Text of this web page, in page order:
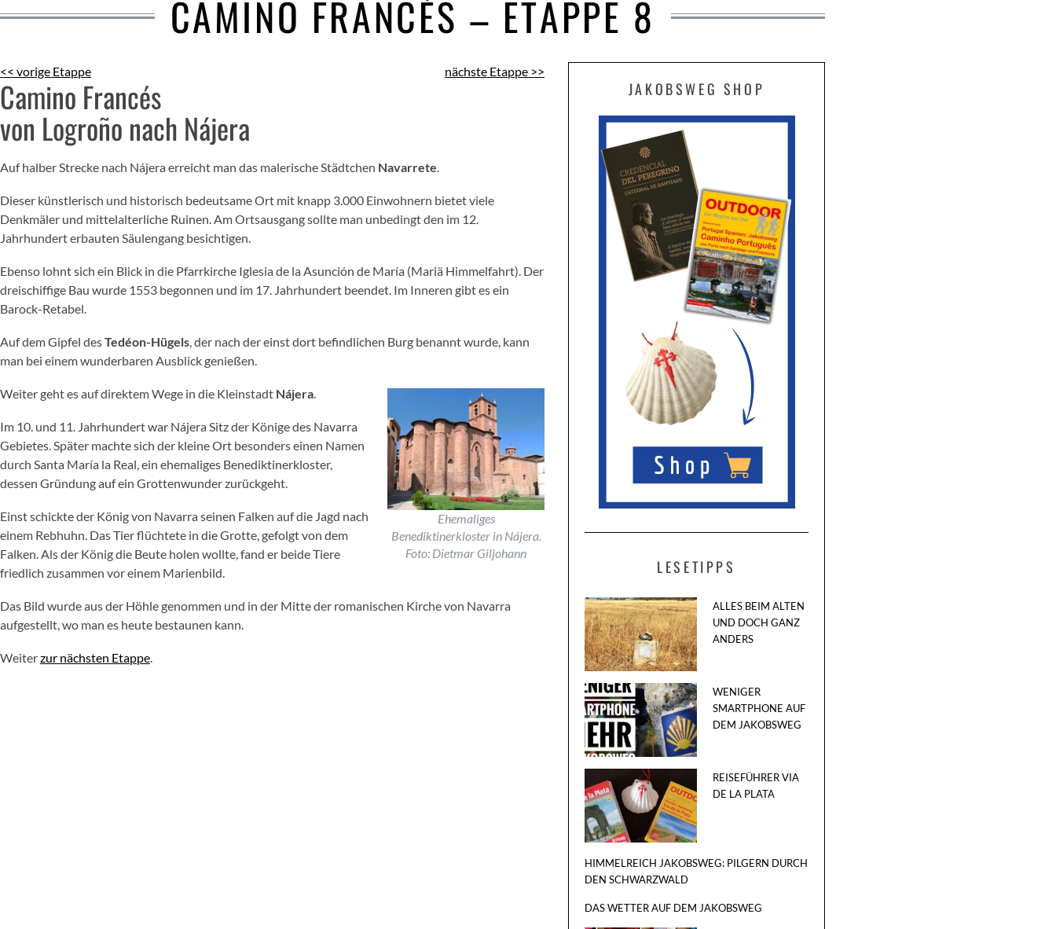
CAMINO FRANCÉS – ETAPPE 8
<< vorige Etappe nächste Etappe >>
Camino Francés
von Logroño nach Nájera
Auf halber Strecke nach Nájera erreicht man das malerische Städtchen Navarrete.
Dieser künstlerisch und historisch bedeutsame Ort mit knapp 3.000 Einwohnern bietet viele
Denkmäler und mittelalterliche Ruinen. Am Ortsausgang sollte man unbedingt den im 12.
Jahrhundert erbauten Säulengang besichtigen.
Ebenso lohnt sich ein Blick in die Pfarrkirche Iglesia de la Asunción de María (Mariä Himmelfahrt). Der
dreischiffige Bau wurde 1553 begonnen und im 17. Jahrhundert beendet. Im Inneren gibt es ein
Barock-Retabel.
Auf dem Gipfel desTedéon-Hügels, der nach der einst dort befindlichen Burg benannt wurde, kann
man bei einem wunderbaren Ausblick genießen.
Ehemaliges
Benediktinerkloster in Nájera.
Foto: Dietmar Giljohann
Weiter geht es auf direktem Wege in die Kleinstadt Nájera.
Im 10. und 11. Jahrhundert war Nájera Sitz der Könige des Navarra
Gebietes. Später machte sich der kleine Ort besonders einen Namen
durch Santa María la Real, ein ehemaliges Benediktinerkloster,
dessen Gründung auf ein Grottenwunder zurückgeht.
Einst schickte der König von Navarra seinen Falken auf die Jagd nach
einem Rebhuhn. Das Tier flüchtete in die Grotte, gefolgt von dem
Falken. Als der König die Beute holen wollte, fand er beide Tiere
friedlich zusammen vor einem Marienbild.
Das Bild wurde aus der Höhle genommen und in der Mitte der romanischen Kirche von Navarra
aufgestellt, wo man es heute bestaunen kann.
Weiterzur nächsten Etappe.
JAKOBSWEG SHOP
LESETIPPS
ALLES BEIM ALTEN
UND DOCH GANZ
ANDERS
WENIGER
SMARTPHONE AUF
DEM JAKOBSWEG
REISEFÜHRER VIA
DE LA PLATA
HIMMELREICH JAKOBSWEG: PILGERN DURCH
DEN SCHWARZWALD
DAS WETTER AUF DEM JAKOBSWEG